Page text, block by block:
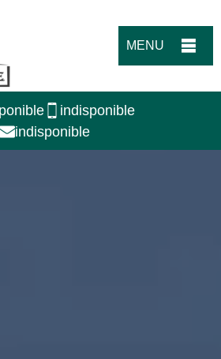
MENU
indisponible
indisponible